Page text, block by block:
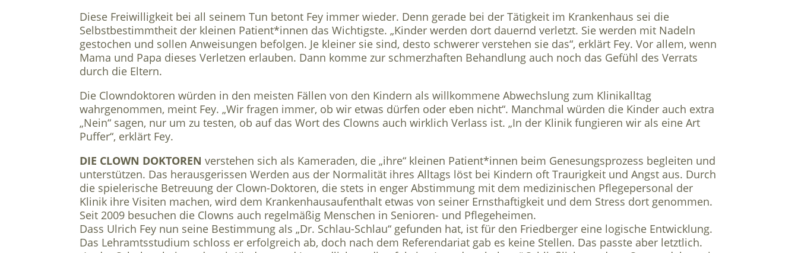
Diese Freiwilligkeit bei all seinem Tun betont Fey immer wieder. Denn gerade bei der Tätigkeit im Krankenhaus sei die
Selbstbestimmtheit der kleinen Patient*innen das Wichtigste. „Kinder werden dort dauernd verletzt. Sie werden mit Nadeln
gestochen und sollen Anweisungen befolgen. Je kleiner sie sind, desto schwerer verstehen sie das“, erklärt Fey. Vor allem, wenn
Mama und Papa dieses Verletzen erlauben. Dann komme zur schmerzhaften Behandlung auch noch das Gefühl des Verrats
durch die Eltern.
Die Clowndoktoren würden in den meisten Fällen von den Kindern als willkommene Abwechslung zum Klinikalltag
wahrgenommen, meint Fey. „Wir fragen immer, ob wir etwas dürfen oder eben nicht“. Manchmal würden die Kinder auch extra
„Nein“ sagen, nur um zu testen, ob auf das Wort des Clowns auch wirklich Verlass ist. „In der Klinik fungieren wir als eine Art
Puffer“, erklärt Fey.
DIE CLOWN DOKTOREN verstehen sich als Kameraden, die „ihre“ kleinen Patient*innen beim Genesungsprozess begleiten und
unterstützen. Das herausgerissen Werden aus der Normalität ihres Alltags löst bei Kindern oft Traurigkeit und Angst aus. Durch
die spielerische Betreuung der Clown-Doktoren, die stets in enger Abstimmung mit dem medizinischen Pflegepersonal der
Klinik ihre Visiten machen, wird dem Krankenhausaufenthalt etwas von seiner Ernsthaftigkeit und dem Stress dort genommen.
Seit 2009 besuchen die Clowns auch regelmäßig Menschen in Senioren- und Pflegeheimen.
Dass Ulrich Fey nun seine Bestimmung als „Dr. Schlau-Schlau“ gefunden hat, ist für den Friedberger eine logische Entwicklung.
Das Lehramtsstudium schloss er erfolgreich ab, doch nach dem Referendariat gab es keine Stellen. Das passte aber letztlich.